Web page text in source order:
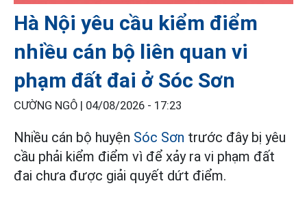
Hà Nội yêu cầu kiểm điểm
nhiều cán bộ liên quan vi
phạm đất đai ở Sóc Sơn
CƯỜNG NGÔ | 04/08/2026 - 17:23
Nhiều cán bộ huyện Sóc Sơn trước đây bị yêu
cầu phải kiểm điểm vì để xảy ra vi phạm đất
đai chưa được giải quyết dứt điểm.